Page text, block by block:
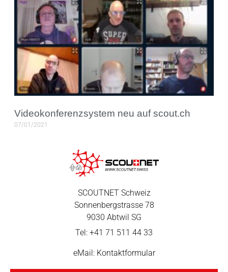
Videokonferenzsystem neu auf scout.ch
07/01/2021
SCOUTNET Schweiz
Sonnenbergstrasse 78
9030 Abtwil SG
Tel: +41 71 511 44 33
eMail: Kontaktformular